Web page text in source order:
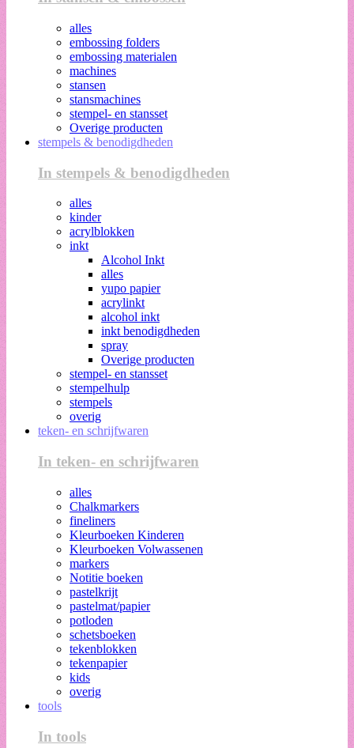
alles
embossing folders
embossing materialen
machines
stansen
stansmachines
stempel- en stansset
Overige producten
stempels & benodigdheden
In stempels & benodigdheden
alles
kinder
acrylblokken
inkt
Alcohol Inkt
alles
yupo papier
acrylinkt
alcohol inkt
inkt benodigdheden
spray
Overige producten
stempel- en stansset
stempelhulp
stempels
overig
teken- en schrijfwaren
In teken- en schrijfwaren
alles
Chalkmarkers
fineliners
Kleurboeken Kinderen
Kleurboeken Volwassenen
markers
Notitie boeken
pastelkrijt
pastelmat/papier
potloden
schetsboeken
tekenblokken
tekenpapier
kids
overig
tools
In tools